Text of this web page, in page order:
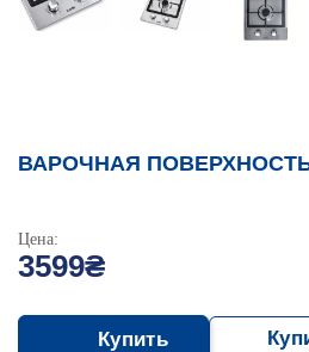
ВАРОЧНАЯ ПОВЕРХНОСТЬ
Цена:
3599₴
Купить